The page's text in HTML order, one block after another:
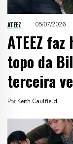
ATEEZ 05/07/2026
ATEEZ
topo da
terceira
Por Keith Caulfield